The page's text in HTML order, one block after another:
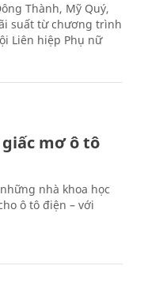
Thành, Mỹ Quý,
suất từ chương trình
Liên hiệp Phụ nữ
mơ ô tô
nhà khoa học
ô tô điện – với